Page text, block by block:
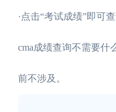
·点击“考试成绩”即可查
cma成绩查询不需要
前不涉及。